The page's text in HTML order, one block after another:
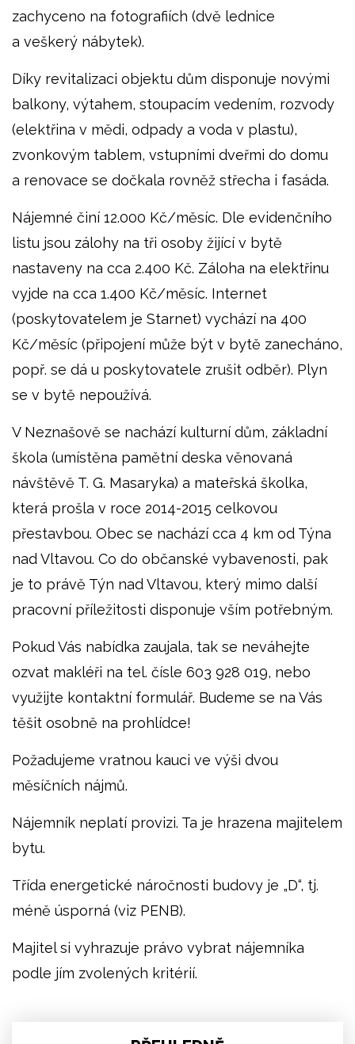
zachyceno na fotografiích (dvě lednice
a veškerý nábytek).
Díky revitalizaci objektu dům disponuje novými
balkony, výtahem, stoupacím vedením, rozvody
(elektřina v mědi, odpady a voda v plastu),
zvonkovým tablem, vstupními dveřmi do domu
a renovace se dočkala rovněž střecha i fasáda.
Nájemné činí 12.000 Kč/měsíc. Dle evidenčního
listu jsou zálohy na tři osoby žijící v bytě
nastaveny na cca 2.400 Kč. Záloha na elektřinu
vyjde na cca 1.400 Kč/měsíc. Internet
(poskytovatelem je Starnet) vychází na 400
Kč/měsíc (připojení může být v bytě zanecháno,
popř. se dá u poskytovatele zrušit odběr). Plyn
se v bytě nepoužívá.
V Neznašově se nachází kulturní dům, základní
škola (umístěna pamětní deska věnovaná
návštěvě T. G. Masaryka) a mateřská školka,
která prošla v roce 2014-2015 celkovou
přestavbou. Obec se nachází cca 4 km od Týna
nad Vltavou. Co do občanské vybavenosti, pak
je to právě Týn nad Vltavou, který mimo další
pracovní příležitosti disponuje vším potřebným.
Pokud Vás nabídka zaujala, tak se neváhejte
ozvat makléři na tel. čísle 603 928 019, nebo
využijte kontaktní formulář. Budeme se na Vás
těšit osobně na prohlídce!
Požadujeme vratnou kauci ve výši dvou
měsíčních nájmů.
Nájemník neplatí provizi. Ta je hrazena majitelem
bytu.
Třída energetické náročnosti budovy je „D“, tj.
méně úsporná (viz PENB).
Majitel si vyhrazuje právo vybrat nájemníka
podle jím zvolených kritérií.